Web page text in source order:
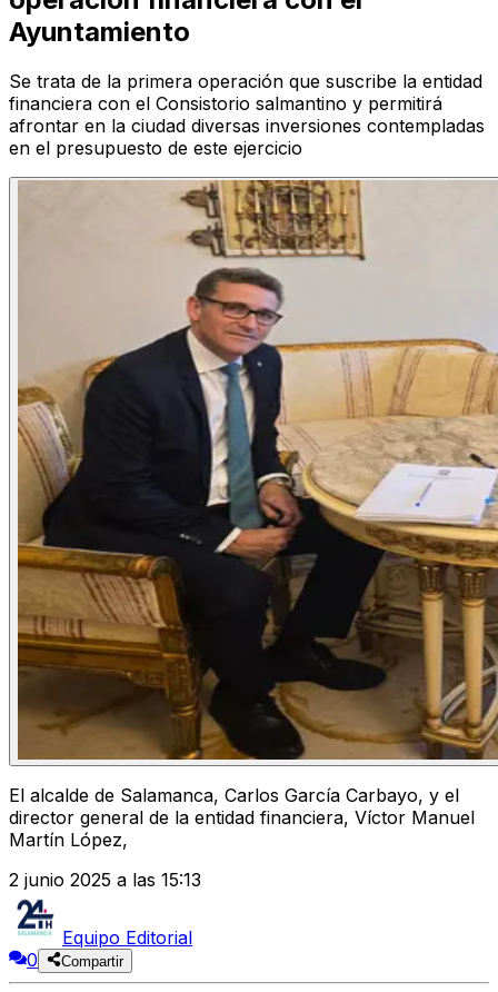
Ayuntamiento
Se trata de la primera operación que suscribe la entidad
financiera con el Consistorio salmantino y permitirá
afrontar en la ciudad diversas inversiones contempladas
en el presupuesto de este ejercicio
El alcalde de Salamanca, Carlos García Carbayo, y el
director general de la entidad financiera, Víctor Manuel
Martín López,
2 junio 2025 a las 15:13
Equipo Editorial
0
Compartir